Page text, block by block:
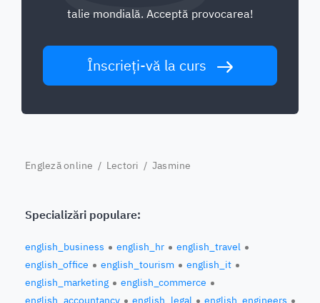
talie mondială. Acceptă provocarea!
Înscrieți-vă la curs
Engleză online / Lectori / Jasmine
Specializări populare:
english_business english_hr
english_travel
english_office
english_tourism
english_it
english_marketing
english_commerce
english_accountancy
english_legal english_engineers